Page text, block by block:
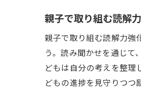
親子で取り組む読解
親子で取り組む読解力強
う。読み聞かせを通じて
どもは自分の考えを整理
どもの進捗を見守りつつ